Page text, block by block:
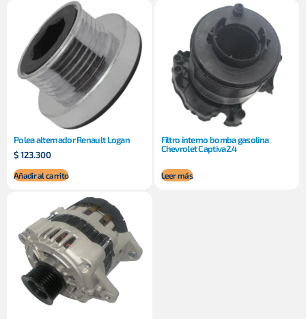
Polea alternador Renault Logan
$123.300
Añadir al carrito
Filtro interno bomba gasolina
Chevrolet Captiva2.4
Leer más